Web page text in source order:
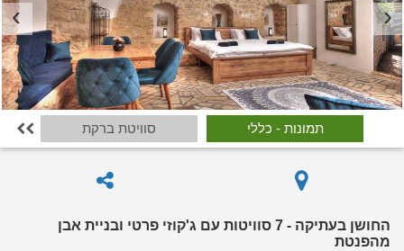
תמונות - כללי סוויטת ברקת 
החושן בעתיקה - 7 סוויטות עם ג'קוזי פרטי ובניית אבן
מהפנטת